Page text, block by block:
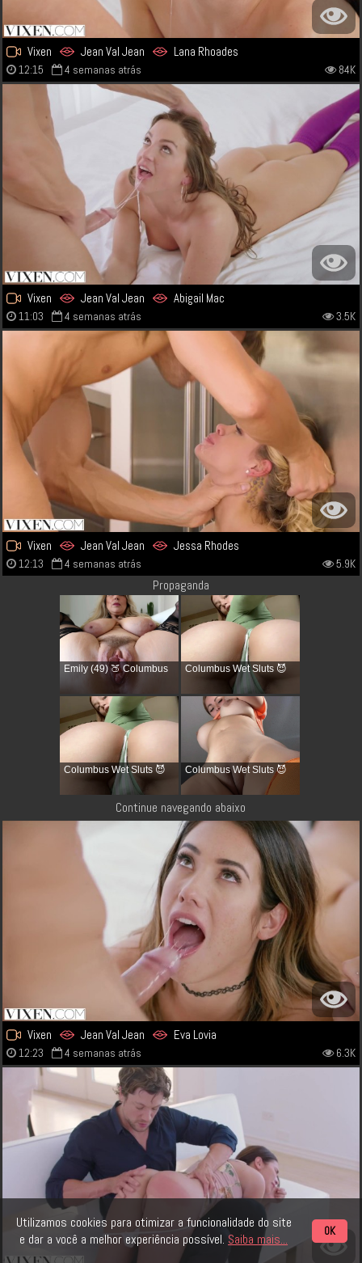
Utilizamos cookies para otimizar a funcionalidade do site
e dar a você a melhor experiência possível. Saiba mais... OK
Vixen Jean Val Jean Lana Rhoades
12:15 4 semanas atrás 84K
Vixen Jean Val Jean Abigail Mac
11:03 4 semanas atrás 3.5K
Vixen Jean Val Jean Jessa Rhodes
12:13 4 semanas atrás 5.9K
Propaganda
Emily (49) 🍑 Columbus Columbus Wet Sluts 😈
Columbus Wet Sluts 😈 Columbus Wet Sluts 😈
Continue navegando abaixo
Vixen Jean Val Jean Eva Lovia
12:23 4 semanas atrás 6.3K